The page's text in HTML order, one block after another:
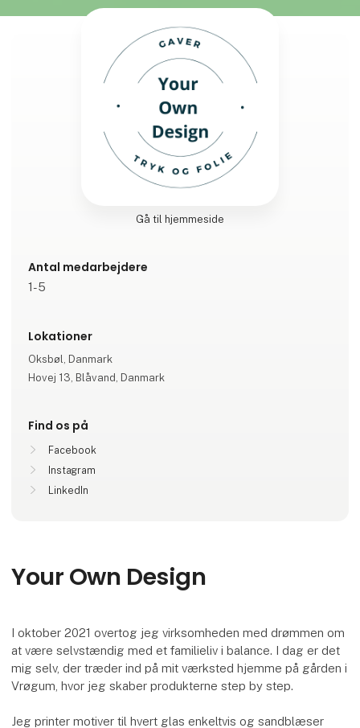
Gå til hjemmeside
Antal medarbejdere
1-5
Lokationer
Oksbøl, Danmark
Hovej 13, Blåvand, Danmark
Find os på
Facebook
Instagram
LinkedIn
Your Own Design
I oktober 2021 overtog jeg virksomheden med drømmen om
at være selvstændig med et familieliv i balance. I dag er det
mig selv, der træder ind på mit værksted hjemme på gården i
Vrøgum, hvor jeg skaber produkterne step by step.
Jeg printer motiver til hvert glas enkeltvis og sandblæser